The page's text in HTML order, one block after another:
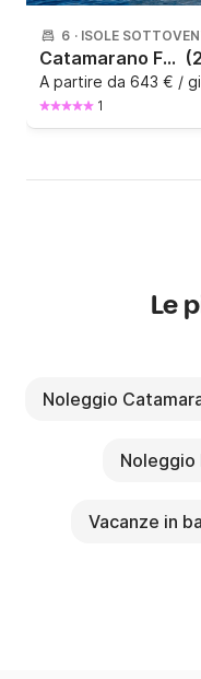
6 · ISOLE
Catamarano FOUNTAINE PAJOT 36 11m
A partire da 643 € /
1
Le
Noleggio
Noleggio
Vacanze in